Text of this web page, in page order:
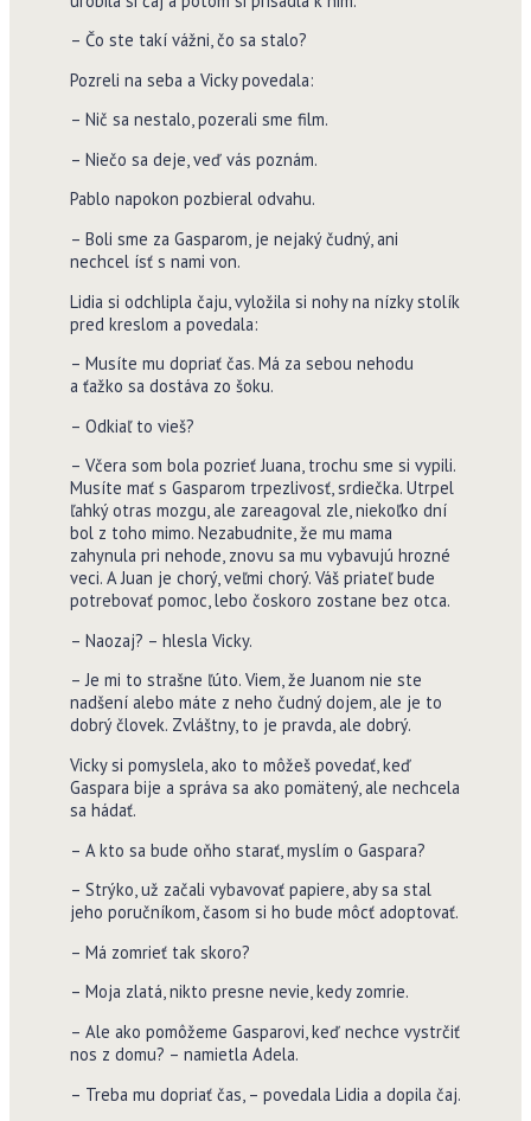
– Čo ste takí vážni, čo sa stalo?
Pozreli na seba a Vicky povedala:
– Nič sa nestalo, pozerali sme film.
– Niečo sa deje, veď vás poznám.
Pablo napokon pozbieral odvahu.
– Boli sme za Gasparom, je nejaký čudný, ani
nechcel ísť s nami von.
Lidia si odchlipla čaju, vyložila si nohy na nízky stolík
pred kreslom a povedala:
– Musíte mu dopriať čas. Má za sebou nehodu
a ťažko sa dostáva zo šoku.
– Odkiaľ to vieš?
– Včera som bola pozrieť Juana, trochu sme si vypili.
Musíte mať s Gasparom trpezlivosť, srdiečka. Utrpel
ľahký otras mozgu, ale zareagoval zle, niekoľko dní
bol z toho mimo. Nezabudnite, že mu mama
zahynula pri nehode, znovu sa mu vybavujú hrozné
veci. A Juan je chorý, veľmi chorý. Váš priateľ bude
potrebovať pomoc, lebo čoskoro zostane bez otca.
– Naozaj? – hlesla Vicky.
– Je mi to strašne ľúto. Viem, že Juanom nie ste
nadšení alebo máte z neho čudný dojem, ale je to
dobrý človek. Zvláštny, to je pravda, ale dobrý.
Vicky si pomyslela, ako to môžeš povedať, keď
Gaspara bije a správa sa ako pomätený, ale nechcela
sa hádať.
– A kto sa bude oňho starať, myslím o Gaspara?
– Strýko, už začali vybavovať papiere, aby sa stal
jeho poručníkom, časom si ho bude môcť adoptovať.
– Má zomrieť tak skoro?
– Moja zlatá, nikto presne nevie, kedy zomrie.
– Ale ako pomôžeme Gasparovi, keď nechce vystrčiť
nos z domu? – namietla Adela.
– Treba mu dopriať čas, – povedala Lidia a dopila čaj.